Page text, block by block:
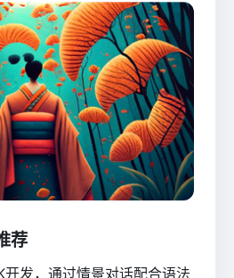
荐
开发，通过情景对话配合语法